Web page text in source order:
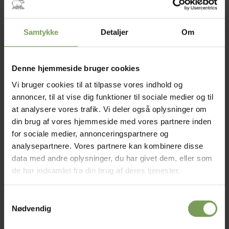
Samtykke Detaljer Om
Denne hjemmeside bruger cookies
Vi bruger cookies til at tilpasse vores indhold og
annoncer, til at vise dig funktioner til sociale medier og til
at analysere vores trafik. Vi deler også oplysninger om
din brug af vores hjemmeside med vores partnere inden
for sociale medier, annonceringspartnere og
analysepartnere. Vores partnere kan kombinere disse
data med andre oplysninger, du har givet dem, eller som
de har indsamlet fra din brug af deres tjenester.
Nødvendig
Mærke:Turbine
Mærke:Turbine
ønskeliste
ønskeliste